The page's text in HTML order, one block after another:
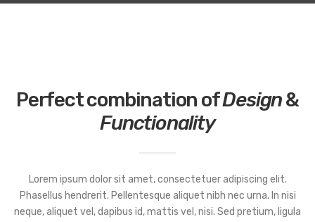
Perfect combination ofDesign&
Functionality
Lorem ipsum dolor sit amet, consectetuer adipiscing elit.
Phasellus hendrerit. Pellentesque aliquet nibh nec urna. In nisi
neque, aliquet vel, dapibus id, mattis vel, nisi. Sed pretium, ligula